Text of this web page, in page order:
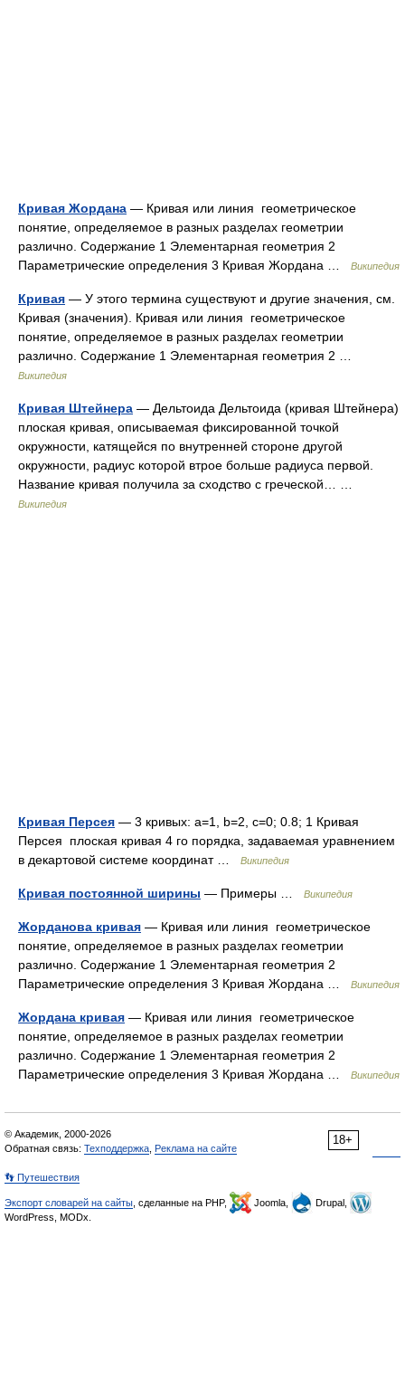
Кривая Жордана — Кривая или линия геометрическое
понятие, определяемое в разных разделах геометрии
различно. Содержание 1 Элементарная геометрия 2
Параметрические определения 3 Кривая Жордана …
Википедия
Кривая — У этого термина существуют и другие значения, см.
Кривая (значения). Кривая или линия геометрическое
понятие, определяемое в разных разделах геометрии
различно. Содержание 1 Элементарная геометрия 2 …
Википедия
Кривая Штейнера — Дельтоида Дельтоида (кривая Штейнера)
плоская кривая, описываемая фиксированной точкой
окружности, катящейся по внутренней стороне другой
окружности, радиус которой втрое больше радиуса первой.
Название кривая получила за сходство с греческой… …
Википедия
Кривая Персея — 3 кривых: a=1, b=2, c=0; 0.8; 1 Кривая
Персея плоская кривая 4 го порядка, задаваемая уравнением
в декартовой системе координат …
Википедия
Кривая постоянной ширины — Примеры … Википедия
Жорданова кривая — Кривая или линия геометрическое
понятие, определяемое в разных разделах геометрии
различно. Содержание 1 Элементарная геометрия 2
Параметрические определения 3 Кривая Жордана …
Википедия
Жордана кривая — Кривая или линия геометрическое
понятие, определяемое в разных разделах геометрии
различно. Содержание 1 Элементарная геометрия 2
Параметрические определения 3 Кривая Жордана …
Википедия
18+
© Академик, 2000-2026
Обратная связь: Техподдержка Реклама на сайте
👣 Путешествия
Экспорт словарей на сайты , сделанные на PHP, Joomla,
Drupal,
WordPress, MODx.